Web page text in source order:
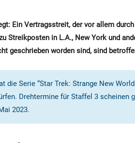
Ein Vertragsstreit, der vor allem durch
Streikposten in L.A., New York und
geschrieben worden sind, sind
die Serie “Star Trek: Strange New
Drehtermine für Staffel 3 scheinen
2023.